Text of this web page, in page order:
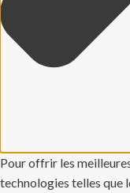
Pour offrir les
technologies telles que